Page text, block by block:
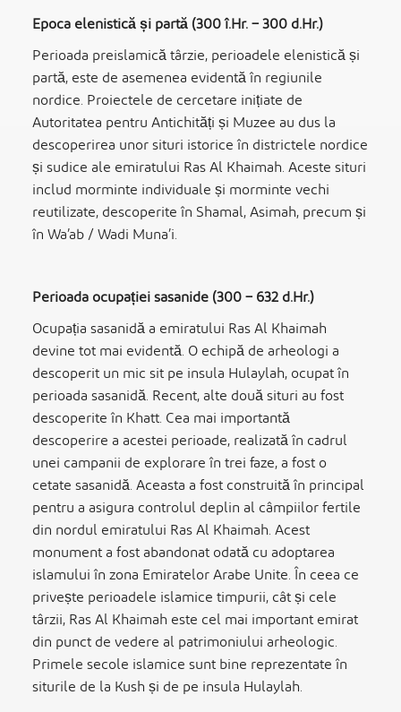
Epoca elenistică și partă (300 î.Hr. – 300 d.Hr.)
Perioada preislamică târzie, perioadele elenistică și
partă, este de asemenea evidentă în regiunile
nordice. Proiectele de cercetare inițiate de
Autoritatea pentru Antichități și Muzee au dus la
descoperirea unor situri istorice în districtele nordice
și sudice ale emiratului Ras Al Khaimah. Aceste situri
includ morminte individuale și morminte vechi
reutilizate, descoperite în Shamal, Asimah, precum și
în Wa’ab / Wadi Muna’i.
Perioada ocupației sasanide (300 – 632 d.Hr.)
Ocupația sasanidă a emiratului Ras Al Khaimah
devine tot mai evidentă. O echipă de arheologi a
descoperit un mic sit pe insula Hulaylah, ocupat în
perioada sasanidă. Recent, alte două situri au fost
descoperite în Khatt. Cea mai importantă
descoperire a acestei perioade, realizată în cadrul
unei campanii de explorare în trei faze, a fost o
cetate sasanidă. Aceasta a fost construită în principal
pentru a asigura controlul deplin al câmpiilor fertile
din nordul emiratului Ras Al Khaimah. Acest
monument a fost abandonat odată cu adoptarea
islamului în zona Emiratelor Arabe Unite. În ceea ce
privește perioadele islamice timpurii, cât și cele
târzii, Ras Al Khaimah este cel mai important emirat
din punct de vedere al patrimoniului arheologic.
Primele secole islamice sunt bine reprezentate în
siturile de la Kush și de pe insula Hulaylah.